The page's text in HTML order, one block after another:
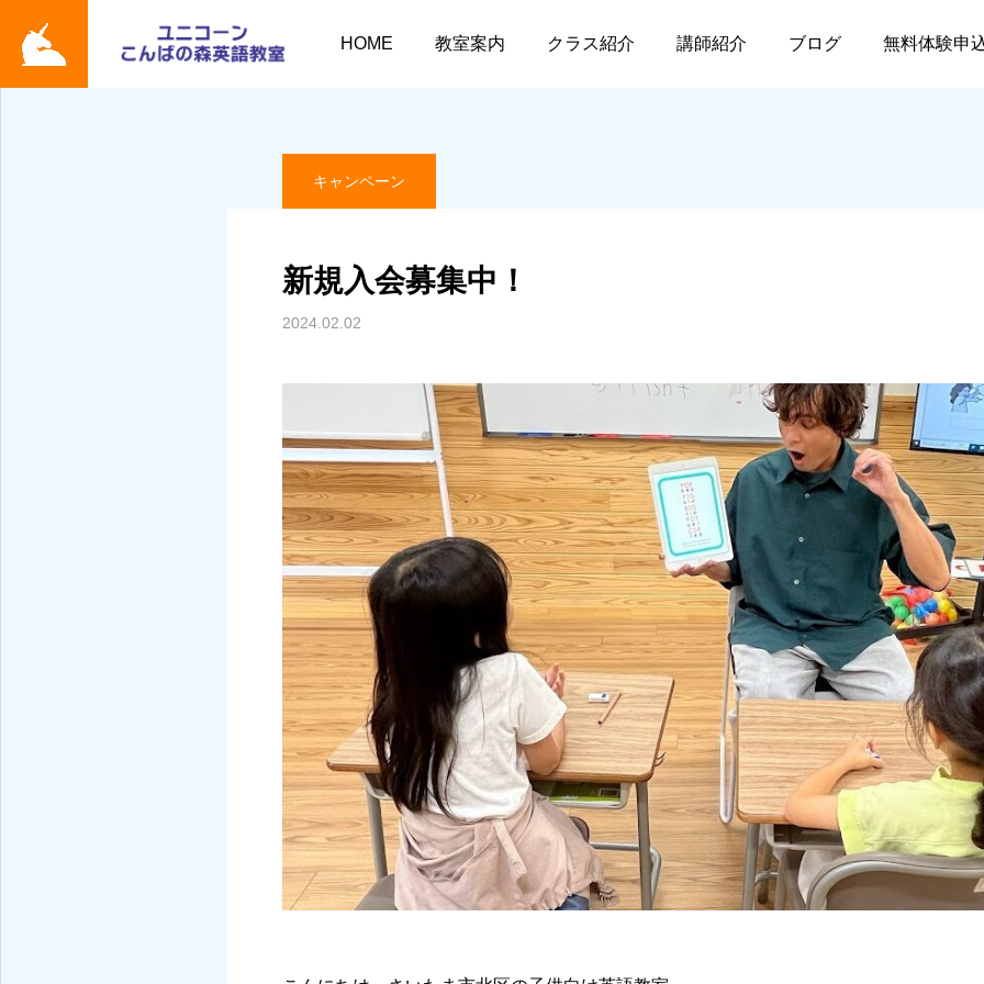
HOME 教室案内 クラス紹介 講師紹介 ブログ 無料体験申
キャンペーン 新規入会募集中！
キャンペーン
新規入会募集中！
2024.02.02